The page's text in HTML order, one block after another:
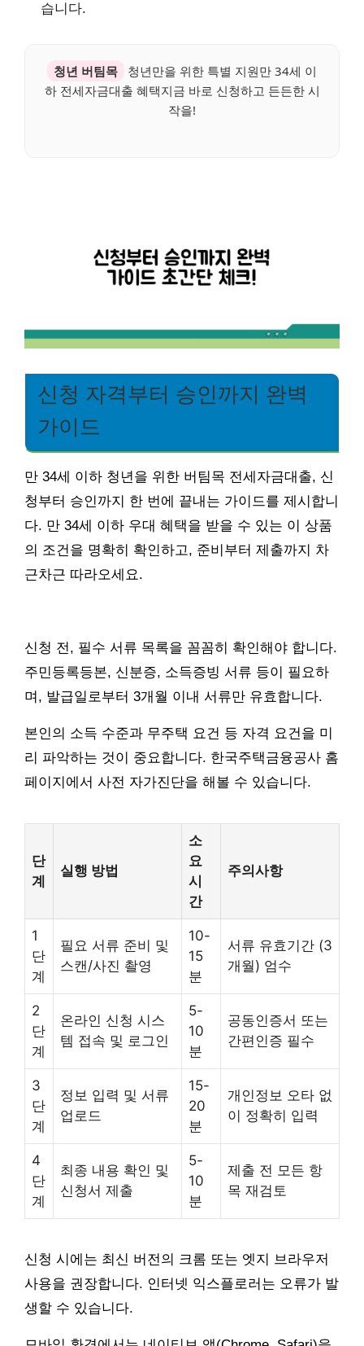
습니다.
청년 버팀목
청년만을 위한 특별 지원만 34세 이
하 전세자금대출 혜택지금 바로 신청하고 든든한 시
작을!
신청 자격부터 승인까지 완벽
가이드
만 34세 이하 청년을 위한 버팀목 전세자금대출, 신
청부터 승인까지 한 번에 끝내는 가이드를 제시합니
다. 만 34세 이하 우대 혜택을 받을 수 있는 이 상품
의 조건을 명확히 확인하고, 준비부터 제출까지 차
근차근 따라오세요.
신청 전, 필수 서류 목록을 꼼꼼히 확인해야 합니다.
주민등록등본, 신분증, 소득증빙 서류 등이 필요하
며, 발급일로부터 3개월 이내 서류만 유효합니다.
본인의 소득 수준과 무주택 요건 등 자격 요건을 미
리 파악하는 것이 중요합니다. 한국주택금융공사 홈
페이지에서 사전 자가진단을 해볼 수 있습니다.
단
계
실행 방법
소
요
시
간
주의사항
1
단
계
필요 서류 준비 및
스캔/사진 촬영
10-
15
분
서류 유효기간 (3
개월) 엄수
2
단
계
온라인 신청 시스
템 접속 및 로그인
5-
10
분
공동인증서 또는
간편인증 필수
3
단
계
정보 입력 및 서류
업로드
15-
20
분
개인정보 오타 없
이 정확히 입력
4
단
계
최종 내용 확인 및
신청서 제출
5-
10
분
제출 전 모든 항
목 재검토
신청 시에는 최신 버전의 크롬 또는 엣지 브라우저
사용을 권장합니다. 인터넷 익스플로러는 오류가 발
생할 수 있습니다.